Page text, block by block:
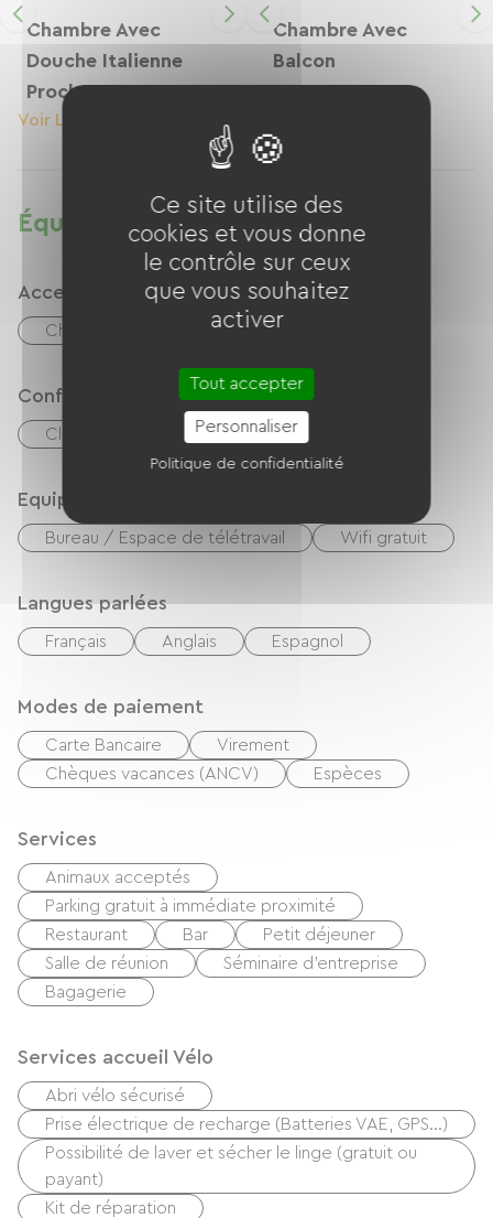
Chambre Avec
Douche Italienne
Proche Ascenseur
Voir Le Logement
Chambre Avec
Balcon
Équipements
Accessibilité
Chambre PMR
Confort
Climatisation
Equipements
Bureau / Espace de télétravail Wifi gratuit
Langues parlées
Français Anglais Espagnol
Modes de paiement
Carte Bancaire
Virement
Chèques vacances (ANCV)
Espèces
Services
Animaux acceptés
Parking gratuit à immédiate proximité
Restaurant
Bar
Petit déjeuner
Salle de réunion
Séminaire d'entreprise
Bagagerie
Services accueil Vélo
Abri vélo sécurisé
Prise électrique de recharge (Batteries VAE, GPS…)
Possibilité de laver et sécher le linge (gratuit ou
payant)
Kit de réparation
Ce site utilise des
cookies et vous donne
le contrôle sur ceux
que vous souhaitez
activer
Tout accepter
Personnaliser
Politique de confidentialité